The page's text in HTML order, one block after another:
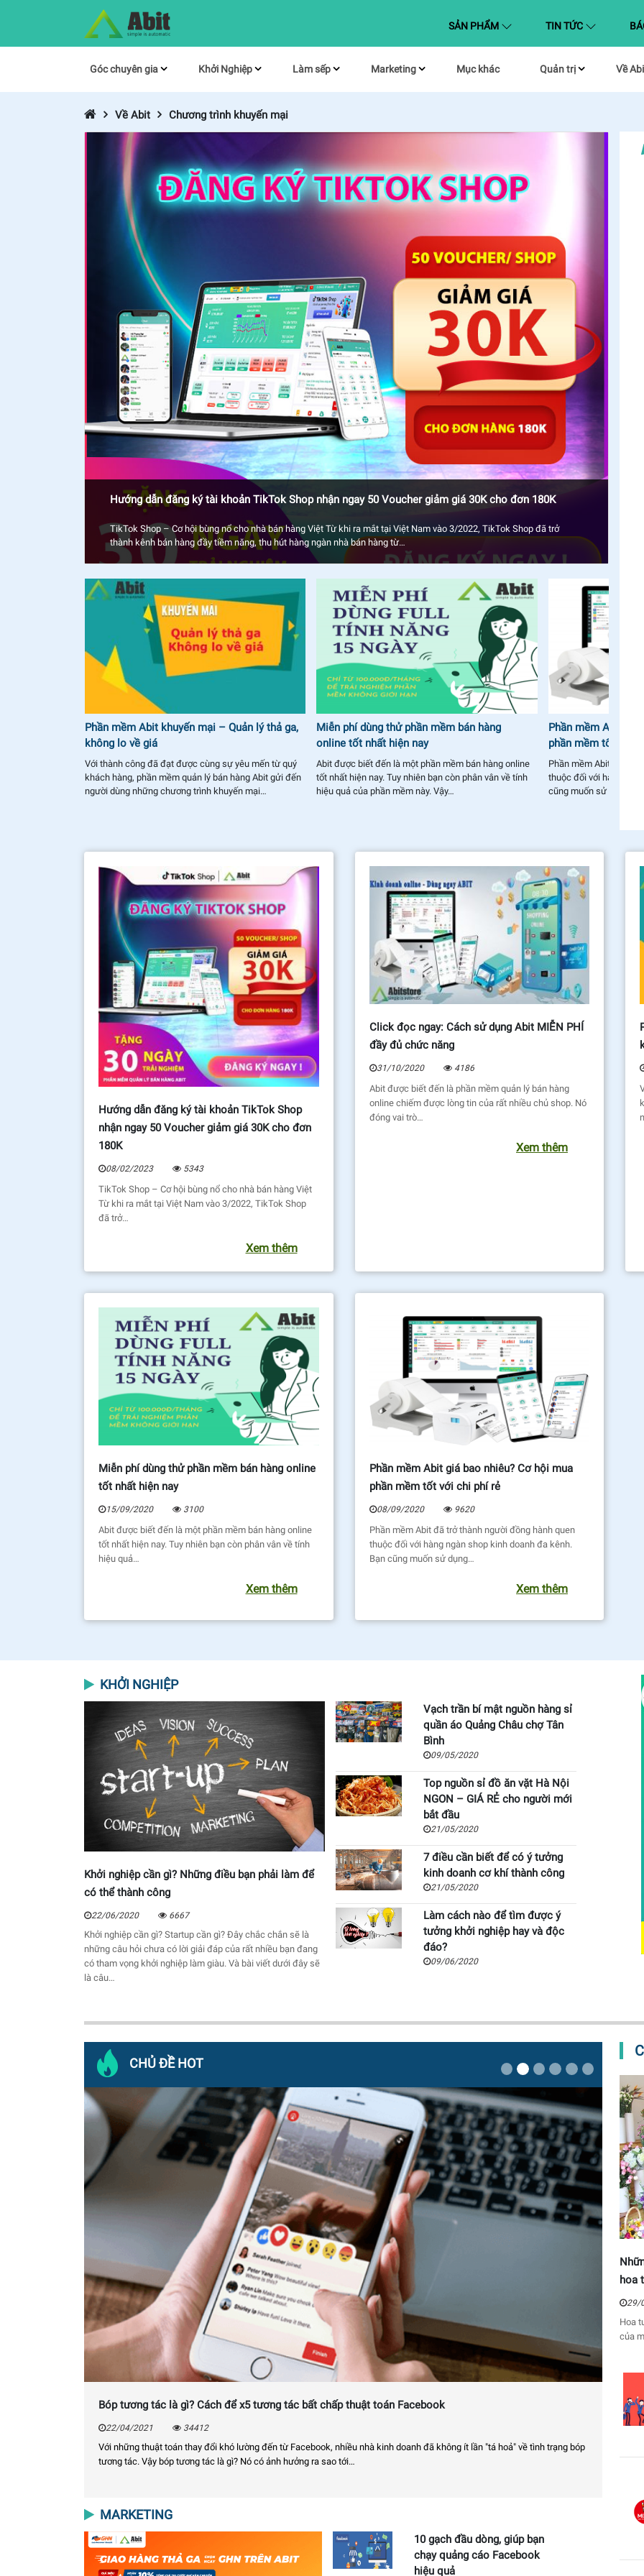
SẢN PHẨM (CURRENT)TIN TỨC
Góc chuyên gia Khởi Nghiệp Làm sếp Marketing Mục khác Quản trị Về
Về Abit Chương trình khuyến mại
Hướng dẫn đăng ký tài khoản TikTok Shop nhận ngay 50 Voucher giảm giá 30K cho đơn 180K
TikTok Shop – Cơ hội bùng nổ cho nhà bán hàng Việt Từ khi ra mắt tại Việt Nam vào 3/2022, TikTok Shop đã trở
thành kênh bán hàng đầy tiềm năng, thu hút hàng ngàn nhà bán hàng từ…
Phần mềm Abit khuyến mại – Quản lý thả ga,
không lo về giá
Với thành công đã đạt được cùng sự yêu mến từ quý
khách hàng, phần mềm quản lý bán hàng Abit gửi đến
người dùng những chương trình khuyến mại…
Miễn phí dùng thử phần mềm bán hàng
online tốt nhất hiện nay
Abit được biết đến là một phần mềm bán hàng online
tốt nhất hiện nay. Tuy nhiên bạn còn phân vân về tính
hiệu quả của phần mềm này. Vậy…
Phần mềm Abit giá
phần mềm tốt với
Phần mềm Abit đã trở
thuộc đối với hàng
cũng muốn sử dụng
Hướng dẫn đăng ký tài khoản TikTok Shop
nhận ngay 50 Voucher giảm giá 30K cho đơn
180K
08/02/2023 5343
TikTok Shop – Cơ hội bùng nổ cho nhà bán hàng Việt
Từ khi ra mắt tại Việt Nam vào 3/2022, TikTok Shop
đã trở…
Xem thêm
Click đọc ngay: Cách sử dụng Abit MIỄN PHÍ
đầy đủ chức năng
31/10/2020 4186
Abit được biết đến là phần mềm quản lý bán hàng
online chiếm được lòng tin của rất nhiều chủ shop. Nó
đóng vai trò…
Xem thêm
Miễn phí dùng thử phần mềm bán hàng online
tốt nhất hiện nay
15/09/2020 3100
Abit được biết đến là một phần mềm bán hàng online
tốt nhất hiện nay. Tuy nhiên bạn còn phân vân về tính
hiệu quả…
Xem thêm
Phần mềm Abit giá bao nhiêu? Cơ hội mua
phần mềm tốt với chi phí rẻ
08/09/2020 9620
Phần mềm Abit đã trở thành người đồng hành quen
thuộc đối với hàng ngàn shop kinh doanh đa kênh.
Bạn cũng muốn sử dụng…
Xem thêm
KHỞI NGHIỆP
Khởi nghiệp cần gì? Những điều bạn phải làm để
có thể thành công
22/06/2020 6667
Khởi nghiệp cần gì? Startup cần gì? Đây chắc chắn sẽ là
những câu hỏi chưa có lời giải đáp của rất nhiều bạn đang
có tham vọng khởi nghiệp làm giàu. Và bài viết dưới đây sẽ
là câu…
Vạch trần bí mật nguồn hàng sỉ
quần áo Quảng Châu chợ Tân
Bình
09/05/2020
Top nguồn sỉ đồ ăn vặt Hà Nội
NGON – GIÁ RẺ cho người mới
bắt đầu
21/05/2020
7 điều cần biết để có ý tưởng
kinh doanh cơ khí thành công
21/05/2020
Làm cách nào để tìm được ý
tưởng khởi nghiệp hay và độc
đáo?
09/06/2020
CHỦ ĐỀ HOT
để x5 tương tác bất chấp thuật toán Facebook
khó lường đến từ Facebook, nhiều nhà kinh doanh đã không ít lần "tá hoả" về tình trạng bóp
là gì? Nó có ảnh hưởng ra sao tới…
Có nên mua like fanpage? Bạn mới kinh doanh trên
cách mua like để cải thiện uy tín cũng như giúp nhiều
hoa
29/
Hoa
của